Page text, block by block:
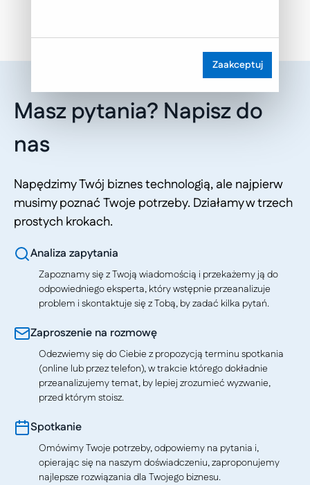
Masz pytania? Napisz do
nas
Napędzimy Twój biznes technologią, ale najpierw
musimy poznać Twoje potrzeby. Działamy w trzech
prostych krokach.
Analiza zapytania
Zapoznamy się z Twoją wiadomością i przekażemy ją do
odpowiedniego eksperta, który wstępnie przeanalizuje
problem i skontaktuje się z Tobą, by zadać kilka pytań.
Zaproszenie na rozmowę
Odezwiemy się do Ciebie z propozycją terminu spotkania
(online lub przez telefon), w trakcie którego dokładnie
przeanalizujemy temat, by lepiej zrozumieć wyzwanie,
przed którym stoisz.
Spotkanie
Omówimy Twoje potrzeby, odpowiemy na pytania i,
opierając się na naszym doświadczeniu, zaproponujemy
najlepsze rozwiązania dla Twojego biznesu.
Zaakceptuj